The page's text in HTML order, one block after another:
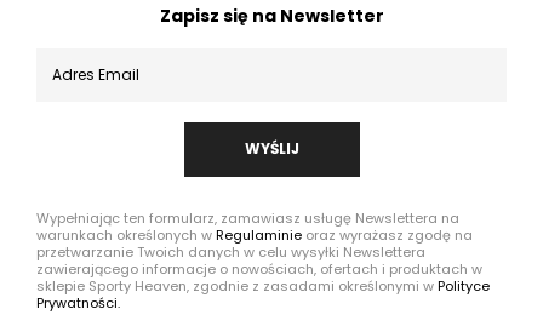
Zapisz się na Newsletter
WYŚLIJ
Wypełniając ten formularz, zamawiasz usługę Newslettera na
warunkach określonych wRegulaminie oraz wyrażasz zgodę na
przetwarzanie Twoich danych w celu wysyłki Newslettera
zawierającego informacje o nowościach, ofertach i produktach w
sklepie Sporty Heaven, zgodnie z zasadami określonymi wPolityce
Prywatności.